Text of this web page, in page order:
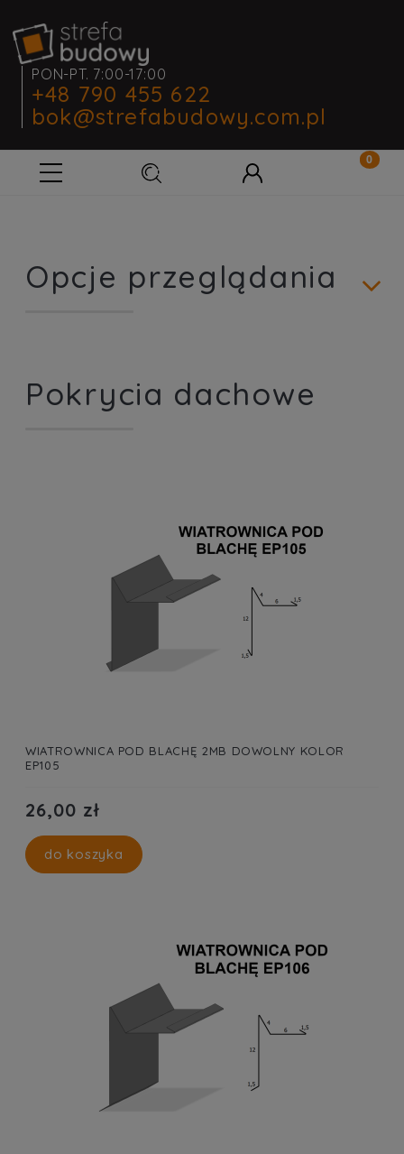
PON-PT. 7:00-17:00
+48 790 455 622
bok@strefabudowy.com.pl
Opcje przeglądania
Pokrycia dachowe
WIATROWNICA POD BLACHĘ 2MB DOWOLNY KOLOR
EP105
26,00 zł
do koszyka